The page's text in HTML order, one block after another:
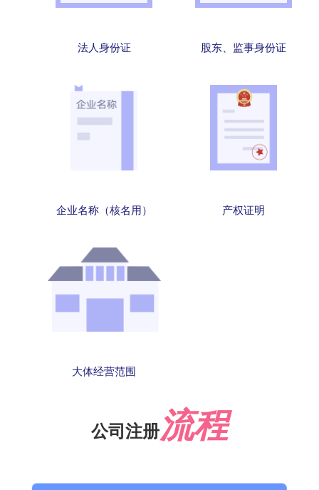
法人身份证 股东、监事身份证
企业名称（核名用） 产权证明
大体经营范围
公司注册流程